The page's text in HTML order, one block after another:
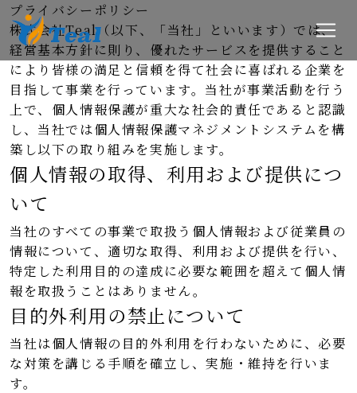
プライバシーポリシー
株式会社Teal（以下、「当社」といいます）では、
経営基本方針に則り、優れたサービスを提供すること
により皆様の満足と信頼を得て社会に喜ばれる企業を
目指して事業を行っています。当社が事業活動を行う
上で、個人情報保護が重大な社会的責任であると認識
し、当社では個人情報保護マネジメントシステムを構
築し以下の取り組みを実施します。
個人情報の取得、利用および提供につ
いて
当社のすべての事業で取扱う個人情報および従業員の
情報について、適切な取得、利用および提供を行い、
特定した利用目的の達成に必要な範囲を超えて個人情
報を取扱うことはありません。
目的外利用の禁止について
当社は個人情報の目的外利用を行わないために、必要
な対策を講じる手順を確立し、実施・維持を行いま
す。